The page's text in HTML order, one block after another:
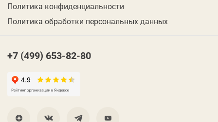
Политика конфиденциальности
Политика обработки персональных данных
+7 (499) 653-82-80